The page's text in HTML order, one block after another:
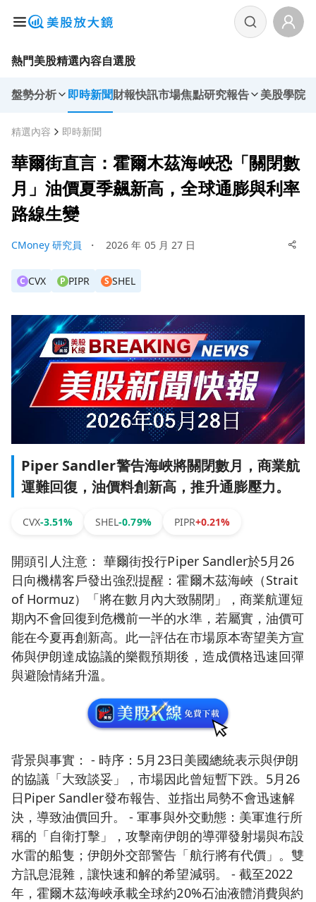
熱門美股精選內容自選股
盤勢分析 即時新聞財報快訊市場焦點研究報告 美股學院
精選內容 即時新聞
華爾街直言：霍爾木茲海峽恐「關閉數
月」油價夏季飆新高，全球通膨與利率
路線生變
CMoney 研究員 ・ 2026 年 05 月 27 日
C CVX P PIPR S SHEL
Piper Sandler警告海峽將關閉數月，商業航
運難回復，油價料創新高，推升通膨壓力。
CVX-3.51% SHEL-0.79% PIPR+0.21%
開頭引人注意： 華爾街投行Piper Sandler於5月26
日向機構客戶發出強烈提醒：霍爾木茲海峽（Strait
of Hormuz）「將在數月內大致關閉」，商業航運短
期內不會回復到危機前一半的水準，若屬實，油價可
能在今夏再創新高。此一評估在市場原本寄望美方宣
佈與伊朗達成協議的樂觀預期後，造成價格迅速回彈
與避險情緒升溫。
背景與事實： - 時序：5月23日美國總統表示與伊朗
的協議「大致談妥」，市場因此曾短暫下跌。5月26
日Piper Sandler發布報告、並指出局勢不會迅速解
決，導致油價回升。 - 軍事與外交動態：美軍進行所
稱的「自衛打擊」，攻擊南伊朗的導彈發射場與布設
水雷的船隻；伊朗外交部警告「航行將有代價」。雙
方訊息混雜，讓快速和解的希望減弱。 - 截至2022
年，霍爾木茲海峽承載全球約20%石油液體消費與約